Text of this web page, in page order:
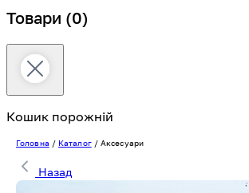
Товари (0)
Кошик порожній
Головна / Каталог/Аксесуари
Назад